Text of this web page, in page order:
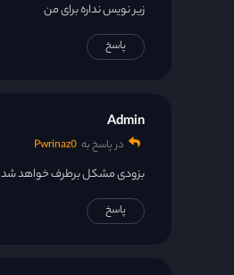
زیر نویس نداره برای من
پاسخ
Admin
در پاسخ به Pwrinaz0
بزودی مشکل برطرف خواهد شد
پاسخ